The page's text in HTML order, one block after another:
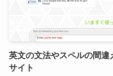
英文の文法やスペルの間
サイト